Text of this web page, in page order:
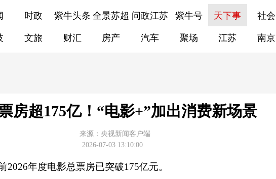
时政 紫牛头条 全景苏超 问政江苏 紫牛号 天下事 社会
文旅 财汇 房产 汽车 聚场 江苏 南京
房超175亿！“电影+”加出消费新场景
来源： ​央视新闻客户端
2026-07-03 13:10:00
2026年度电影总票房已突破175亿元。